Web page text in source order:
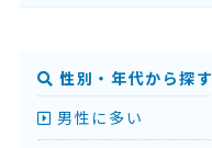
性別・年代から探す
男性に多い